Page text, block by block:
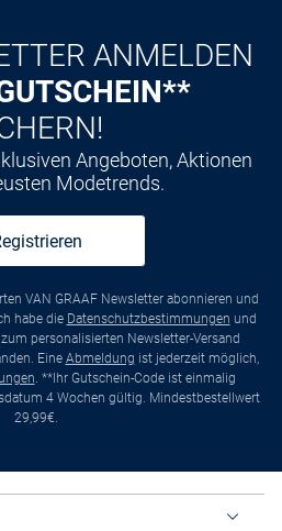
ANMELDEN
Angeboten, Aktionen
Modetrends.
VAN GRAAF Newsletter abonnieren und
habe die Datenschutzbestimmungen und
personalisierten Newsletter-Versand
Eine Abmeldung ist jederzeit möglich,
. **Ihr Gutschein-Code ist einmalig
4 Wochen gültig. Mindestbestellwert
29,99€.